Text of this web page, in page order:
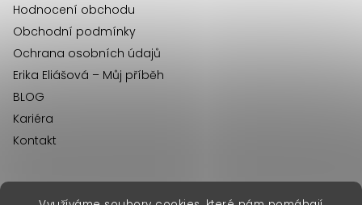
Hodnocení obchodu
Obchodní podmínky
Ochrana osobních údajů
Erika Eliášová – Můj příběh
BLOG
Kariéra
Kontakt